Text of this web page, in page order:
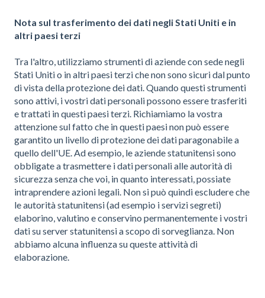
Nota sul trasferimento dei dati negli Stati Uniti e in
altri paesi terzi
Tra l'altro, utilizziamo strumenti di aziende con sede negli
Stati Uniti o in altri paesi terzi che non sono sicuri dal punto
di vista della protezione dei dati. Quando questi strumenti
sono attivi, i vostri dati personali possono essere trasferiti
e trattati in questi paesi terzi. Richiamiamo la vostra
attenzione sul fatto che in questi paesi non può essere
garantito un livello di protezione dei dati paragonabile a
quello dell'UE. Ad esempio, le aziende statunitensi sono
obbligate a trasmettere i dati personali alle autorità di
sicurezza senza che voi, in quanto interessati, possiate
intraprendere azioni legali. Non si può quindi escludere che
le autorità statunitensi (ad esempio i servizi segreti)
elaborino, valutino e conservino permanentemente i vostri
dati su server statunitensi a scopo di sorveglianza. Non
abbiamo alcuna influenza su queste attività di
elaborazione.